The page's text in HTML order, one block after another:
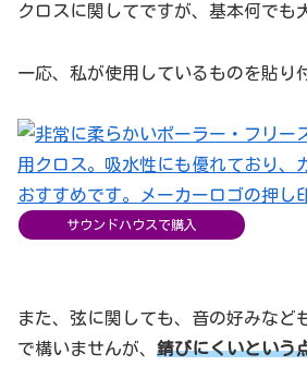
クロスに関してですが、基本何でも
一応、私が使用しているものを貼り
サウンドハウスで購入
また、弦に関しても、音の好みなど
で構いませんが、 錆びにくいという